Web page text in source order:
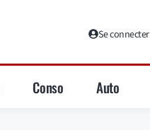
Se connecter
Conso Auto